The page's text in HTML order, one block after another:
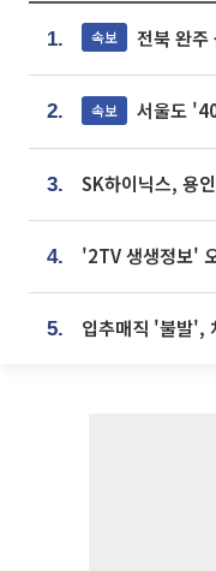
1. 속보 전북 완주
2. 속보 서울도
3.
4.
5. 입추매직 '불발',